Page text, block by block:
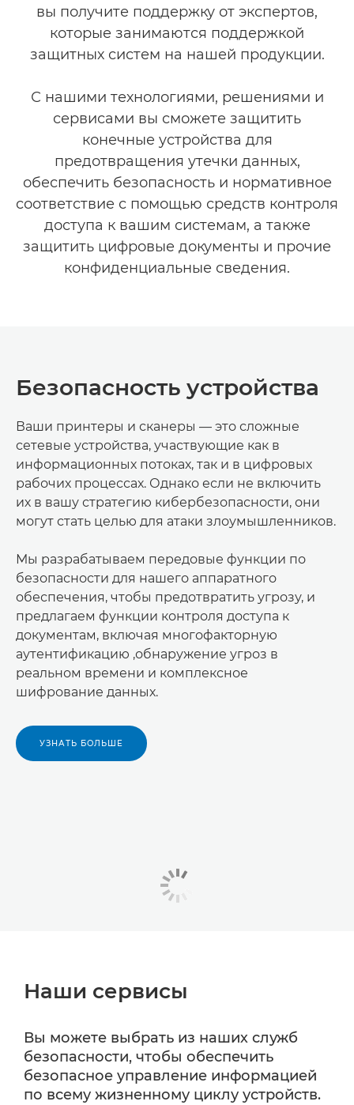
вы получите поддержку от экспертов,
которые занимаются поддержкой
защитных систем на нашей продукции.
С нашими технологиями, решениями и
сервисами вы сможете защитить
конечные устройства для
предотвращения утечки данных,
обеспечить безопасность и нормативное
соответствие с помощью средств контроля
доступа к вашим системам, а также
защитить цифровые документы и прочие
конфиденциальные сведения.
Безопасность устройства
Ваши принтеры и сканеры — это сложные
сетевые устройства, участвующие как в
информационных потоках, так и в цифровых
рабочих процессах. Однако если не включить
их в вашу стратегию кибербезопасности, они
могут стать целью для атаки злоумышленников.
Мы разрабатываем передовые функции по
безопасности для нашего аппаратного
обеспечения, чтобы предотвратить угрозу, и
предлагаем функции контроля доступа к
документам, включая многофакторную
аутентификацию ,обнаружение угроз в
реальном времени и комплексное
шифрование данных.
УЗНАТЬ БОЛЬШЕ
Наши сервисы
Вы можете выбрать из наших служб
безопасности, чтобы обеспечить
безопасное управление информацией
по всему жизненному циклу устройств.